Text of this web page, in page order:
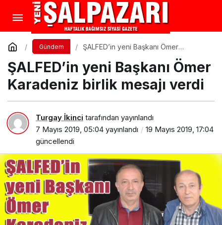
Gündem
ŞALFED’in yeni Başkanı Ömer
ŞALFED’in yeni Başkanı Ömer
Karadeniz birlik mesajı verdi
Turgay İkinci tarafından yayınlandı
7 Mayıs 2019, 05:04 yayınlandı
19 Mayıs 2019, 17:04
güncellendi